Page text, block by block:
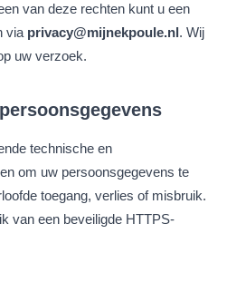
van deze rechten kunt u een
via privacy@mijnekpoule.nl. Wij
uw verzoek.
technische en
om uw persoonsgegevens te
toegang, verlies of misbruik.
van een beveiligde HTTPS-